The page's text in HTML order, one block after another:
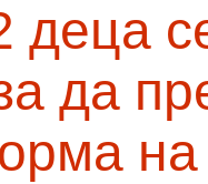
деца
да
на